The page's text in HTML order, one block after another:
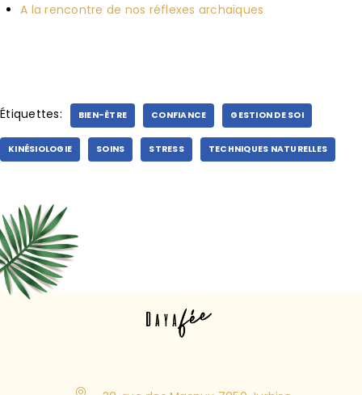
A la rencontre de nos réflexes archaïques
Étiquettes: BIEN-ÊTRE CONFIANCE GESTION DE SOI
KINÉSIOLOGIE SOINS STRESS TECHNIQUES NATURELLES